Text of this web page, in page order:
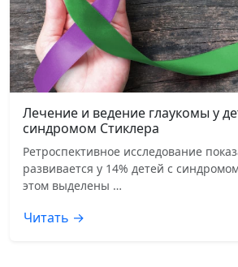
Лечение и ведение глаукомы у
синдромом Стиклера
Ретроспективное исследование
развивается у 14% детей с
этом выделены …
Читать →